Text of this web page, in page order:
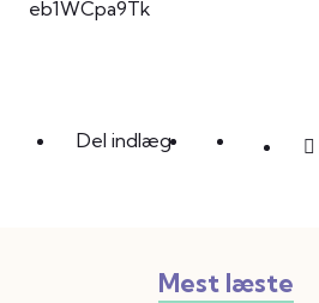
eb1WCpa9Tk
Del indlæg
Mest læste